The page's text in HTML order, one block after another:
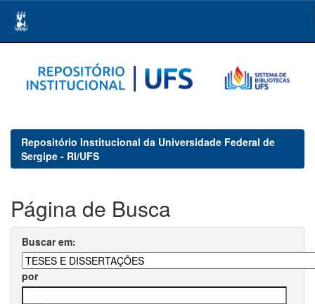
navigation
Repositório Institucional da Universidade Federal de
Sergipe - RI/UFS
Página de Busca
Buscar em:
por